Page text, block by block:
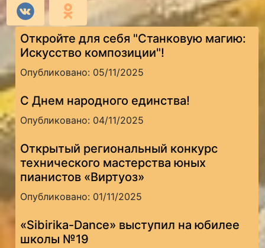
Откройте для себя "Станковую магию:
Искусство композиции"!
Опубликовано: 05/11/2025
С Днем народного единства!
Опубликовано: 04/11/2025
Открытый региональный конкурс
технического мастерства юных
пианистов «Виртуоз»
Опубликовано: 01/11/2025
«Sibirika-Dance» выступил на юбилее
школы №19